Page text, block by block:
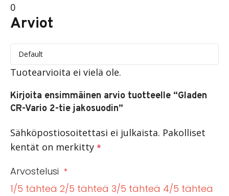
0
Arviot
Tuotearvioita ei vielä ole.
Kirjoita ensimmäinen arvio tuotteelle “Gladen
CR-Vario 2-tie jakosuodin”
Sähköpostiosoitettasi ei julkaista. Pakolliset
kentät on merkitty *
Arvostelusi *
1/5 tähteä 2/5 tähteä 3/5 tähteä 4/5 tähteä